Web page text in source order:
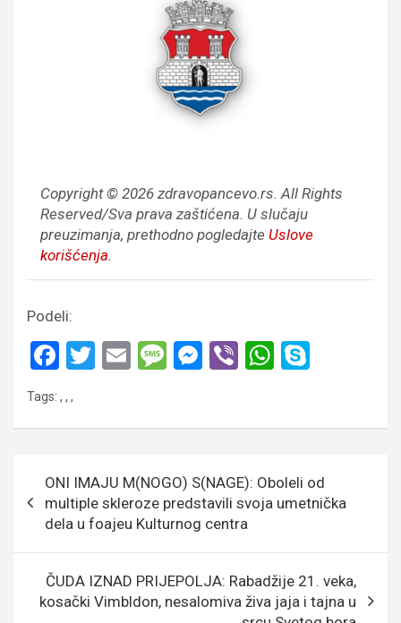
Copyright © 2026 zdravopancevo.rs. All Rights
Reserved/Sva prava zaštićena. U slučaju
preuzimanja, prethodno pogledajte Uslove
korišćenja.
Podeli:
F
ce
o
o
k
T
E
M
g
e
M
g
er
Vi W
A
p
Tags: , , ,
чланка
ONI IMAJU M(NOGO) S(NAGE): Oboleli od
multiple skleroze predstavili svoja umetnička
dela u foajeu Kulturnog centra
ČUDA IZNAD PRIJEPOLJA: Rabadžije 21. veka,
kosački Vimbldon, nesalomiva živa jaja i tajna u